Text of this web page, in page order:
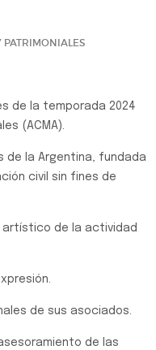
PATRIMONIALES
de la temporada 2024
(ACMA).
de la Argentina, fundada
civil sin fines de
artístico de la actividad
de sus asociados.
de las